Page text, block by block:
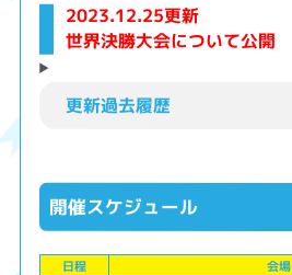
2023.12.25更新
世界決勝大会について公開
更新過去履歴
開催スケジュール
日程
会場